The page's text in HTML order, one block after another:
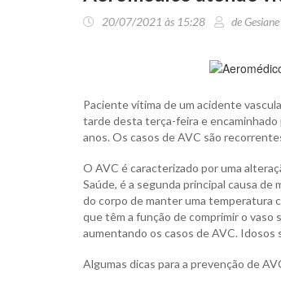
20/07/2021 às 15:28 de
Paciente vítima de um acidente
tarde desta terça-feira e encaminhado
anos. Os casos de AVC são
O AVC é caracterizado por uma
Saúde, é a segunda principal causa
do corpo de manter uma temperatura
que têm a função de comprimir o
aumentando os casos de AVC. Idosos
Algumas dicas para a prevenção de